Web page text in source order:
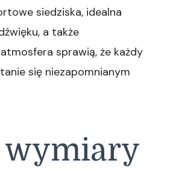
siedziska, idealna
a także
sprawią, że każdy
się niezapomnianym
wymiary